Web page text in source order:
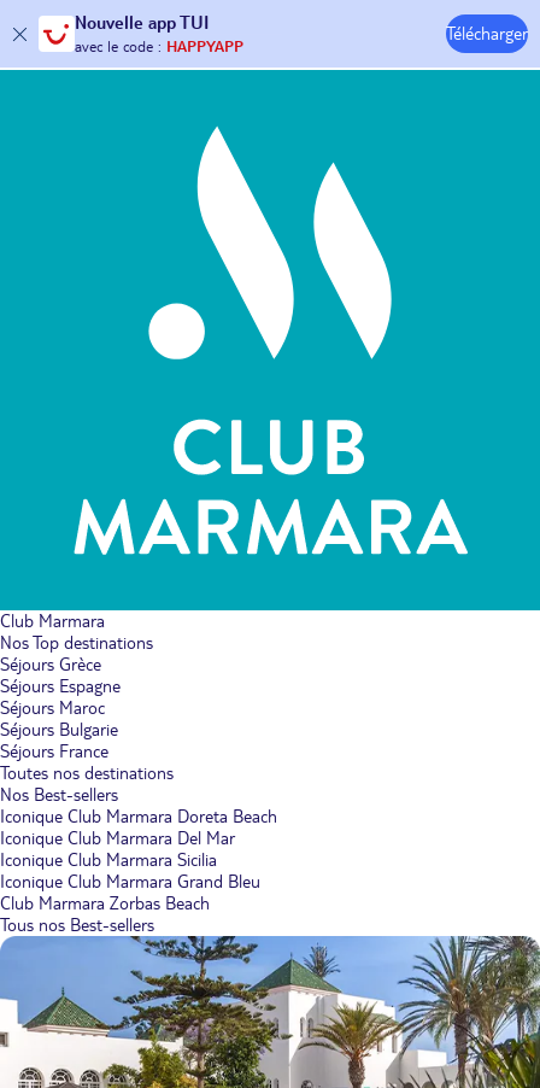
Nouvelle app TUI
30€ offerts*sur votrevoyage !
avec le code :HAPPYAPP
Télécharger
Hôtels & Clubs
Club Marmara
Nos Top destinations
Séjours Grèce
Séjours Espagne
Séjours Maroc
Séjours Bulgarie
Séjours France
Toutes nos destinations
Nos Best-sellers
Iconique Club Marmara Doreta Beach
Iconique Club Marmara Del Mar
Iconique Club Marmara Sicilia
Iconique Club Marmara Grand Bleu
Club Marmara Zorbas Beach
Tous nos Best-sellers